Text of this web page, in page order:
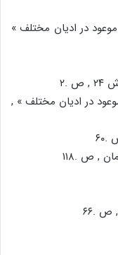
در ادیان مختلف »
در ادیان مختلف » ,